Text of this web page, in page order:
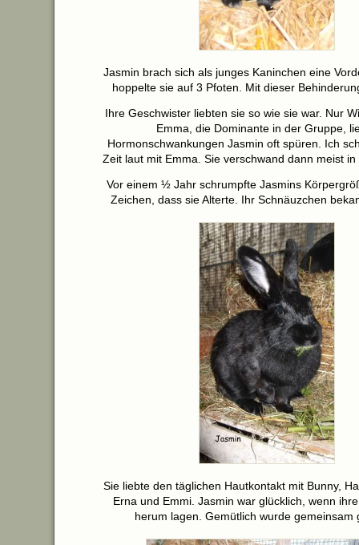
Jasmin brach sich als junges Kaninchen eine
hoppelte sie auf 3 Pfoten. Mit dieser
Ihre Geschwister liebten sie so wie sie war. Nur
Emma, die Dominante in der Gruppe,
Hormonschwankungen Jasmin oft spüren. Ich
Zeit laut mit Emma. Sie verschwand dann meist
Vor einem ½ Jahr schrumpfte Jasmins
Zeichen, dass sie Alterte. Ihr Schnäuzchen
Sie liebte den täglichen Hautkontakt mit Bunny,
Erna und Emmi. Jasmin war glücklich, wenn
herum lagen. Gemütlich wurde gemeinsam